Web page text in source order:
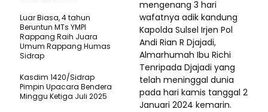
mengenang 3 hari
wafatnya adik kandung
Kapolda Sulsel Irjen Pol
Andi Rian R Djajadi,
Almarhumah Ibu Richi
Tenripada Djajadi yang
telah meninggal dunia
pada hari kamis tanggal 2
Januari 2024 kemarin.
Luar Biasa, 4 tahun
Beruntun MTs YMPI
Rappang Raih Juara
Umum Rappang Humas
Sidrap
Kasdim 1420/Sidrap
Pimpin Upacara Bendera
Minggu Ketiga Juli 2025